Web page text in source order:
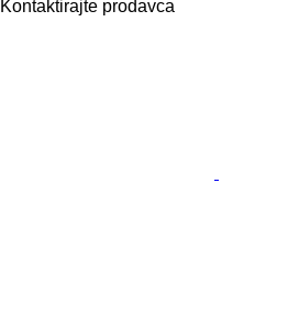
Kontaktirajte prodavca